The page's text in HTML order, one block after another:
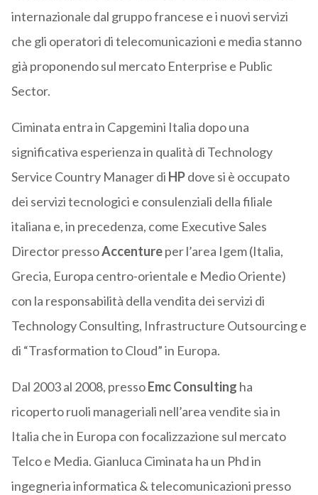
internazionale dal gruppo francese e i nuovi servizi
che gli operatori di telecomunicazioni e media stanno
già proponendo sul mercato Enterprise e Public
Sector.
Ciminata entra in Capgemini Italia dopo una
significativa esperienza in qualità di Technology
Service Country Manager di HPdove si è occupato
dei servizi tecnologici e consulenziali della filiale
italiana e, in precedenza, come Executive Sales
Director pressoAccentureper l’area Igem (Italia,
Grecia, Europa centro-orientale e Medio Oriente)
con la responsabilità della vendita dei servizi di
Technology Consulting, Infrastructure Outsourcing e
di “Trasformation to Cloud” in Europa.
Dal 2003 al 2008, pressoEmc Consulting ha
ricoperto ruoli manageriali nell’area vendite sia in
Italia che in Europa con focalizzazione sul mercato
Telco e Media. Gianluca Ciminata ha un Phd in
ingegneria informatica & telecomunicazioni presso